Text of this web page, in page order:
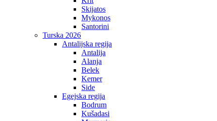
Skijatos
Mykonos
Santorini
Turska 2026
Antalijska regija
Antalija
Alanja
Belek
Kemer
Side
Egejska regija
Bodrum
Kušadasi